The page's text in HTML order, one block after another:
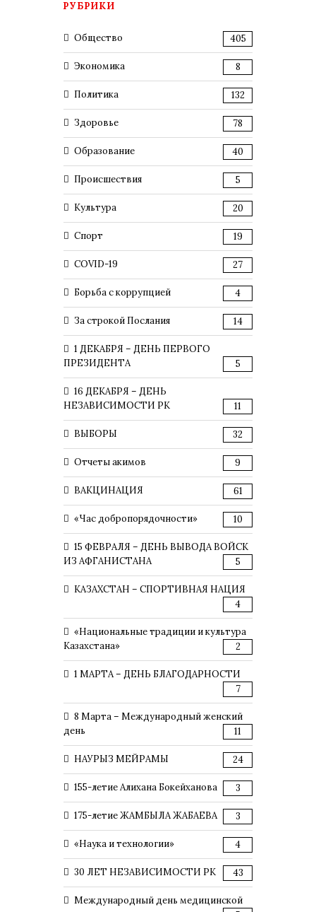
РУБРИКИ
Общество 405
Экономика 8
Политика 132
Здоровье 78
Образование 40
Происшествия 5
Культура 20
Спорт 19
COVID-19 27
Борьба с коррупцией 4
За строкой Послания 14
1 ДЕКАБРЯ – ДЕНЬ ПЕРВОГО
ПРЕЗИДЕНТА
5
16 ДЕКАБРЯ – ДЕНЬ
НЕЗАВИСИМОСТИ РК
11
ВЫБОРЫ 32
Отчеты акимов 9
ВАКЦИНАЦИЯ 61
«Час добропорядочности» 10
15 ФЕВРАЛЯ – ДЕНЬ ВЫВОДА ВОЙСК
ИЗ АФГАНИСТАНА
5
КАЗАХСТАН – СПОРТИВНАЯ НАЦИЯ
4
«Национальные традиции и культура
Казахстана»
2
1 МАРТА – ДЕНЬ БЛАГОДАРНОСТИ
7
8 Марта – Международный женский
день
11
НАУРЫЗ МЕЙРАМЫ 24
155-летие Алихана Бокейханова 3
175-летие ЖАМБЫЛА ЖАБАЕВА 3
«Наука и технологии» 4
30 ЛЕТ НЕЗАВИСИМОСТИ РК 43
Международный день медицинской